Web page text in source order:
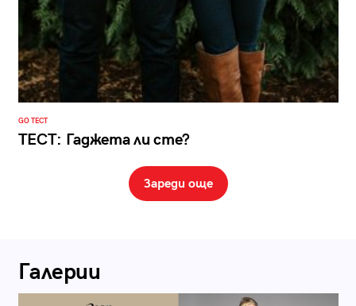
GO ТЕСТ
ТЕСТ: Гаджета ли сте?
Зареди още
Галерии